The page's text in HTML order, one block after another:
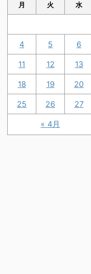
月 火 水
« 4月
4 5 6
11 12 13
18 19 20
25 26 27